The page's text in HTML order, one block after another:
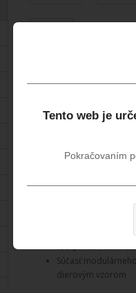
Vector VAS
(SCRA-SM7)
45-stupňový offset
. Umožňuje bočné
hlavnej optike pre rýchly
flexibilná offset
Kompatibilný s
SCRA-MGT1 a
footprintov
Súčasť
dierovým vzorom
Tento web je
Pokračovaním